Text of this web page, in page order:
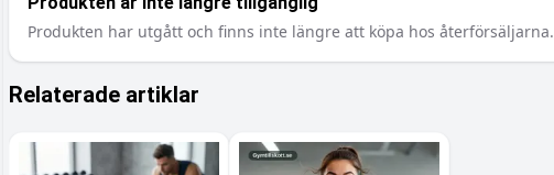
Produkten har utgått och finns inte längre att köpa hos återförsäljarna.
Relaterade artiklar